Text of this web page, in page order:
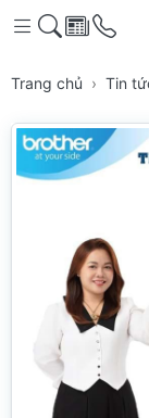
Trang chủ Tin